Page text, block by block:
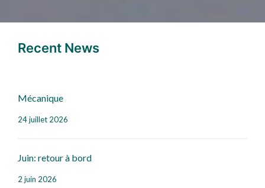
Recent News
Mécanique
24 juillet 2026
Juin: retour à bord
2 juin 2026